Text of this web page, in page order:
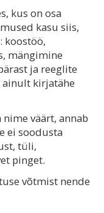
kus on osa
kasu siis,
koostöö,
mängimine
ja reeglite
kirjatähe
väärt, annab
ei soodusta
tüli,
pinget.
võtmist nende